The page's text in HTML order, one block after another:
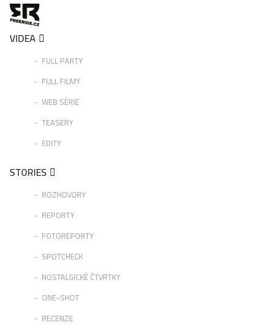
VIDEA
FULL PARTY
FULL FILMY
WEB SÉRIE
TEASERY
EDITY
STORIES
ROZHOVORY
REPORTY
FOTOREPORTY
SPOTCHECK
NOSTALGICKÉ ČTVRTKY
ONE-SHOT
RECENZE